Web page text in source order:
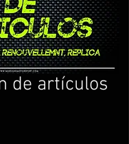
de artículos